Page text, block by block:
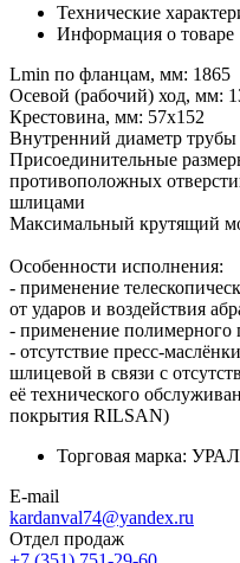
Технические
Информация о товаре
Lmin по фланцам, мм: 1865
Осевой (рабочий) ход, мм:
Крестовина, мм: 57х152
Внутренний диаметр
Присоединительные
противоположных
шлицами
Максимальный крутящий
Особенности исполнения:
- применение
от ударов и воздействия
- применение
- отсутствие пресс-
шлицевой в связи с
её технического
покрытия RILSAN)
Торговая марка:
E-mail
kardanval74@yandex.ru
Отдел продаж